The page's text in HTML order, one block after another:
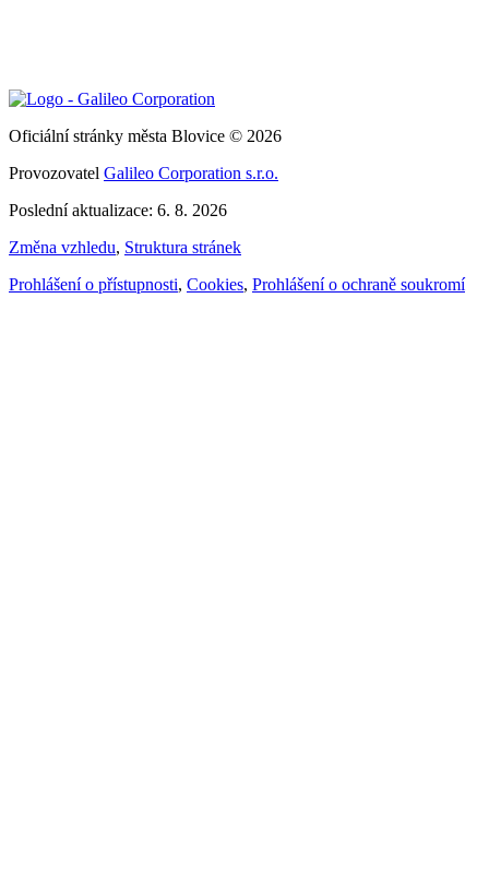
Oficiální stránky města Blovice © 2026
Provozovatel Galileo Corporation s.r.o.
Poslední aktualizace: 6. 8. 2026
Změna vzhledu, Struktura stránek
Prohlášení o přístupnosti, Cookies, Prohlášení o ochraně soukromí